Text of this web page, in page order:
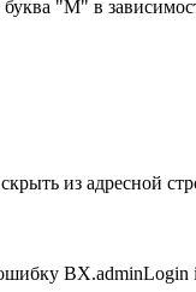
"М" в
из адресной
BX.adminLogin